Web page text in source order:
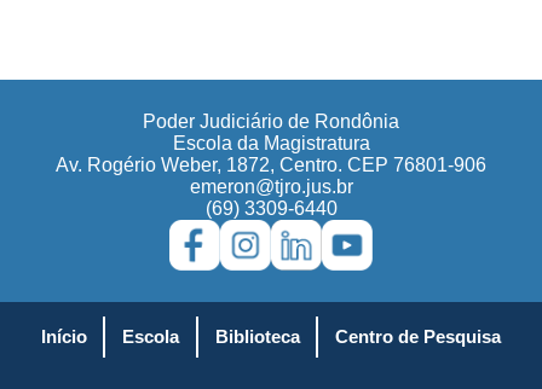
Poder Judiciário de Rondônia
Escola da Magistratura
Av. Rogério Weber, 1872, Centro. CEP 76801-906
emeron@tjro.jus.br
(69) 3309-6440
Início Escola Biblioteca Centro de Pesquisa